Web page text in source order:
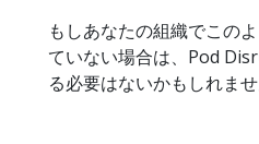
もしあなたの組織でこの
ていない場合は、Pod
る必要はないかもしれませ